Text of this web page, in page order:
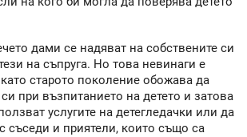
дами се надяват на собствените си
на съпруга. Но това невинаги е
старото поколение обожава да
при възпитанието на детето и затова
услугите на детегледачки или да
съседи и приятели, които също са